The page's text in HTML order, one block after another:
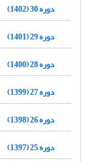
دوره 30 (1402)
دوره 29 (1401)
دوره 28 (1400)
دوره 27 (1399)
دوره 26 (1398)
دوره 25 (1397)